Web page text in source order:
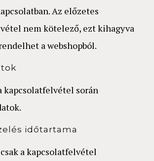
Az előzetes
nem kötelező, ezt kihagyva
a webshopból.
kapcsolatfelvétel során
időtartama
a kapcsolatfelvétel